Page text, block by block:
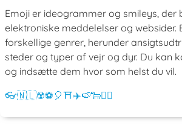
Emoji er ideogrammer og smileys, der
elektroniske meddelelser og websider.
forskellige genrer, herunder
steder og typer af vejr og dyr. Du kan
og indsætte dem hvor som helst du vil.
👓🇳🇱☢️⚽ 🎈⛩️✈️🍉🐑💁‍♀️